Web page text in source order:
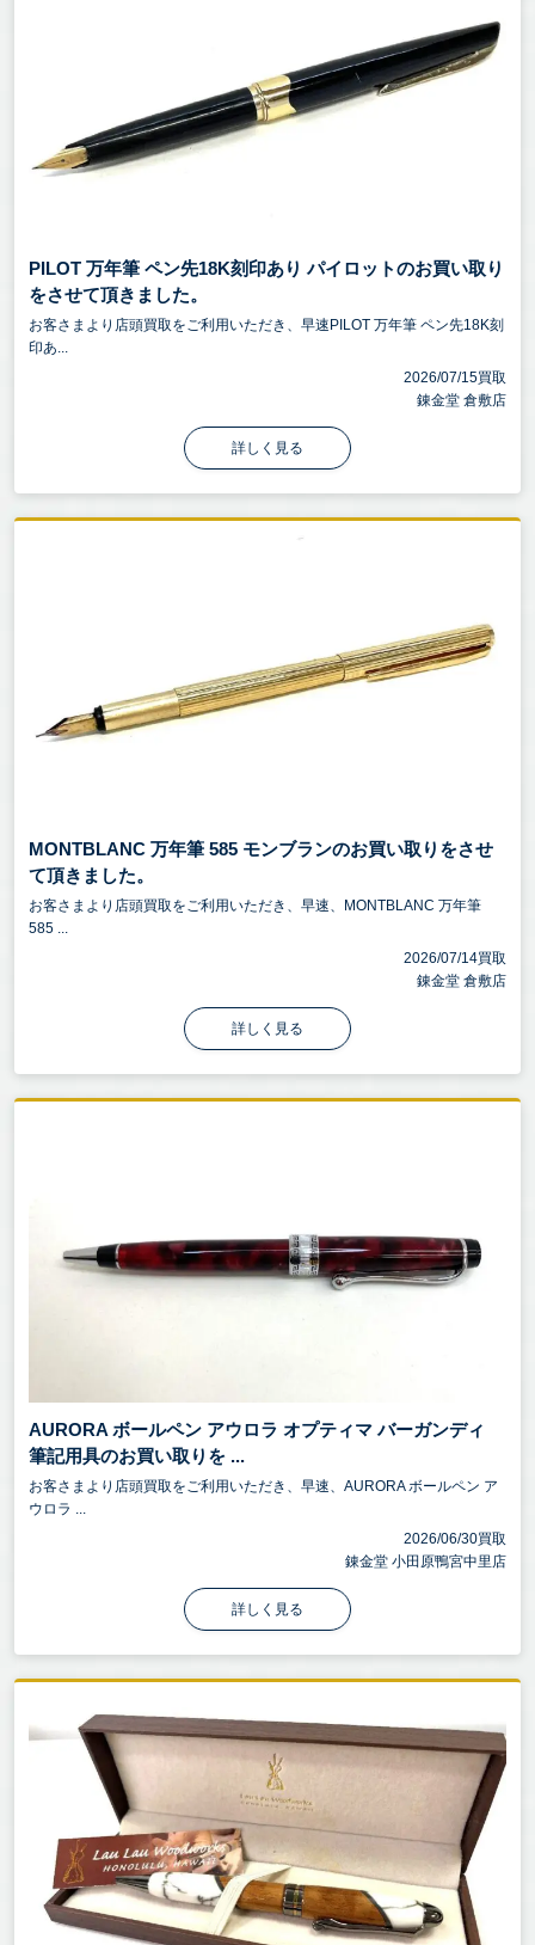
PILOT 万年筆 ペン先18K刻印あり パイロットのお買い取り
をさせて頂きました。
お客さまより店頭買取をご利用いただき、早速PILOT 万年筆 ペン先18K刻
印あ...
2026/07/15買取
錬金堂 倉敷店
詳しく見る
MONTBLANC 万年筆 585 モンブランのお買い取りをさせ
て頂きました。
お客さまより店頭買取をご利用いただき、早速、MONTBLANC 万年筆
585 ...
2026/07/14買取
錬金堂 倉敷店
詳しく見る
AURORA ボールペン アウロラ オプティマ バーガンディ
筆記用具のお買い取りを ...
お客さまより店頭買取をご利用いただき、早速、AURORA ボールペン ア
ウロラ ...
2026/06/30買取
錬金堂 小田原鴨宮中里店
詳しく見る